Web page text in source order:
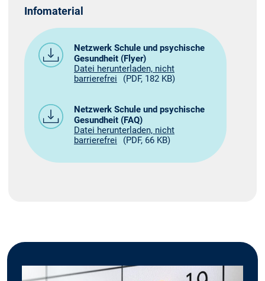
Infomaterial
Netzwerk Schule und psychische
Gesundheit (Flyer)
Datei herunterladen, nicht
barrierefrei
(PDF, 182 KB)
Netzwerk Schule und psychische
Gesundheit (FAQ)
Datei herunterladen, nicht
barrierefrei
(PDF, 66 KB)